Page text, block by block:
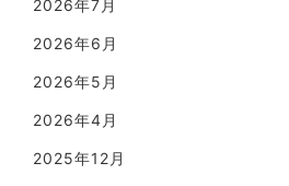
2026年7月
2026年6月
2026年5月
2026年4月
2025年12月